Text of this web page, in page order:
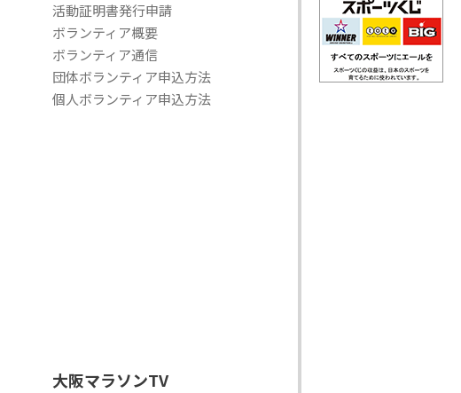
活動証明書発行申請
ボランティア概要
ボランティア通信
団体ボランティア申込方法
個人ボランティア申込方法
大阪マラソンTV